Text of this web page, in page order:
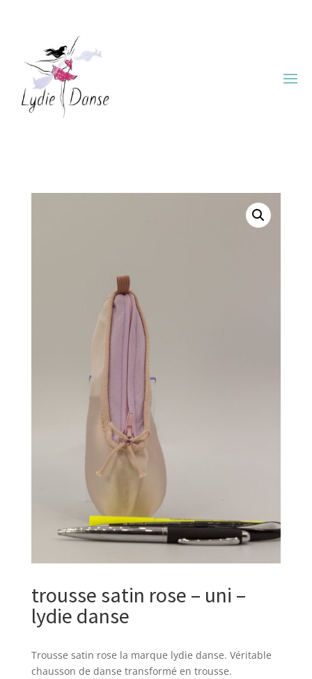
trousse satin rose – uni –
lydie danse
Trousse satin rose la marque lydie danse. Véritable
chausson de danse transformé en trousse.